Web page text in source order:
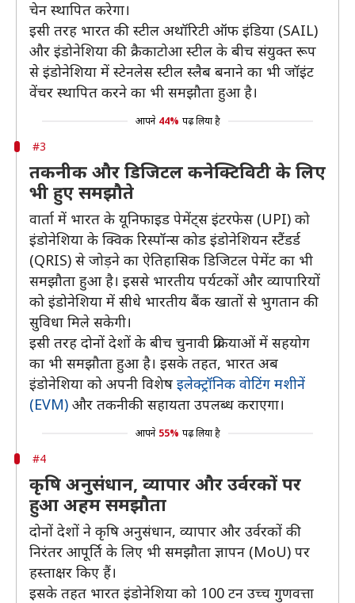
चेन स्थापित करेगा।
इसी तरह भारत की स्टील अथॉरिटी ऑफ इंडिया (SAIL)
और इंडोनेशिया की क्रैकाटोआ स्टील के बीच संयुक्त रूप
से इंडोनेशिया में स्टेनलेस स्टील स्लैब बनाने का भी जॉइंट
वेंचर स्थापित करने का भी समझौता हुआ है।
आपने 44% पढ़ लिया है
#3
तकनीक और डिजिटल कनेक्टिविटी के लिए
भी हुए समझौते
वार्ता में भारत के यूनिफाइड पेमेंट्स इंटरफेस (UPI) को
इंडोनेशिया के क्विक रिस्पॉन्स कोड इंडोनेशियन स्टैंडर्ड
(QRIS) से जोड़ने का ऐतिहासिक डिजिटल पेमेंट का भी
समझौता हुआ है। इससे भारतीय पर्यटकों और व्यापारियों
को इंडोनेशिया में सीधे भारतीय बैंक खातों से भुगतान की
सुविधा मिले सकेगी।
इसी तरह दोनों देशों के बीच चुनावी प्रक्रियाओं में सहयोग
का भी समझौता हुआ है। इसके तहत, भारत अब
इंडोनेशिया को अपनी विशेष इलेक्ट्रॉनिक वोटिंग मशीनें
(EVM) और तकनीकी सहायता उपलब्ध कराएगा।
आपने 55% पढ़ लिया है
#4
कृषि अनुसंधान, व्यापार और उर्वरकों पर
हुआ अहम समझौता
दोनों देशों ने कृषि अनुसंधान, व्यापार और उर्वरकों की
निरंतर आपूर्ति के लिए भी समझौता ज्ञापन (MoU) पर
हस्ताक्षर किए हैं।
इसके तहत भारत इंडोनेशिया को 100 टन उच्च गुणवत्ता